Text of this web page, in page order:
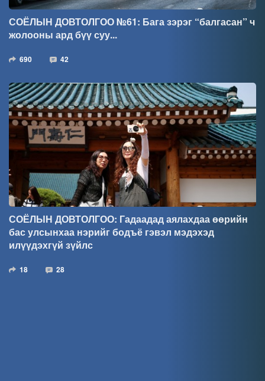
СОЁЛЫН ДОВТОЛГОО №61: Бага зэрэг “балгасан” ч
жолооны ард бүү суу...
690 42
СОЁЛЫН ДОВТОЛГОО: Гадаадад аялахдаа өөрийн
бас улсынхаа нэрийг бодъё гэвэл мэдэхэд
илүүдэхгүй зүйлс
18 28